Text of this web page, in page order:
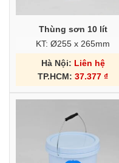
Thùng sơn 10 lít
KT: Ø255 x 265mm
Hà Nội: Liên hệ
TP.HCM: 37.377 ₫